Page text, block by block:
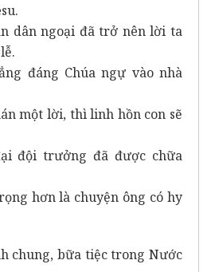
dân ngoại đã trở nên lời ta
đáng Chúa ngự vào nhà
một lời, thì linh hồn con sẽ
đội trưởng đã được chữa
hơn là chuyện ông có hy
chung, bữa tiệc trong Nước